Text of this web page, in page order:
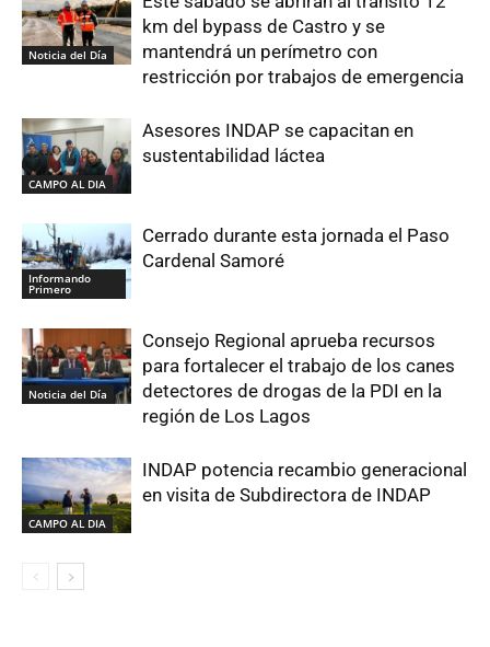
Noticia del Día
km del bypass de Castro y se
mantendrá un perímetro con
restricción por trabajos de emergencia
CAMPO AL DIA
Asesores INDAP se capacitan en
sustentabilidad láctea
Informando
Primero
Cerrado durante esta jornada el Paso
Cardenal Samoré
Noticia del Día
Consejo Regional aprueba recursos
para fortalecer el trabajo de los canes
detectores de drogas de la PDI en la
región de Los Lagos
CAMPO AL DIA
INDAP potencia recambio generacional
en visita de Subdirectora de INDAP